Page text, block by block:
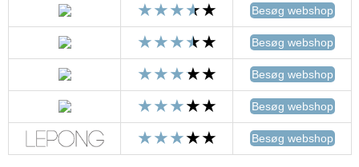
Besøg webshop
Besøg webshop
Besøg webshop
Besøg webshop
Besøg webshop